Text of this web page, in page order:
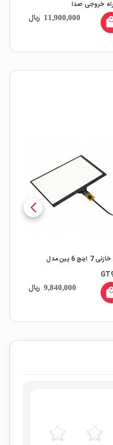
خروجی صدا
11,900,000 ریال
تاچ خازنی 7 اینچ 6 پین مدل
9,840,000 ریال